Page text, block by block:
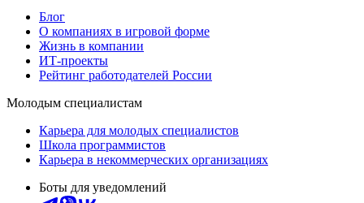
Блог
О компаниях в игровой форме
Жизнь в компании
ИТ-проекты
Рейтинг работодателей России
Молодым специалистам
Карьера для молодых специалистов
Школа программистов
Карьера в некоммерческих организациях
Боты для уведомлений